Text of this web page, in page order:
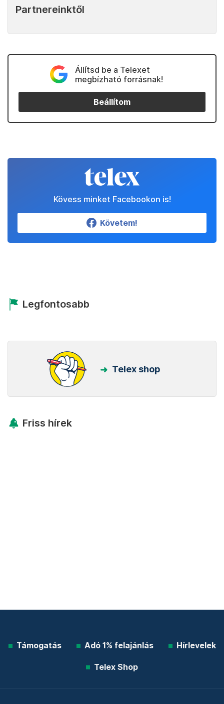
Partnereinktől
Állítsd be a Telexet
megbízható forrásnak!
Beállítom
Kövess minket Facebookon is!
Követem!
Legfontosabb
Telex shop
Friss hírek
Támogatás Adó 1% felajánlás Hírlevelek
Telex Shop